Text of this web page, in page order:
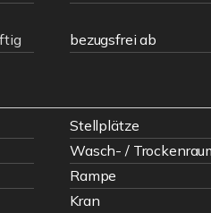
bezugsfrei ab
Stellplätze
Wasch- /
Rampe
Kran